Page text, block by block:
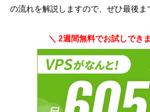
の流れを解説しますので、ぜひ最後ま
＼ 2週間無料でお試しでき